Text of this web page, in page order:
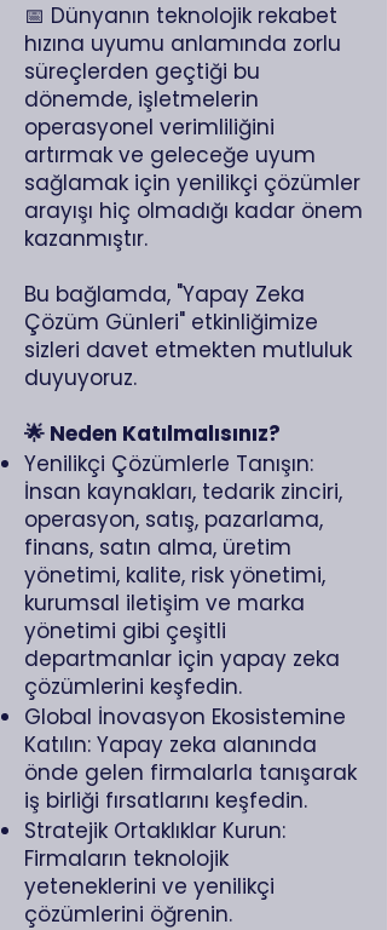
📅 Dünyanın teknolojik rekabet
hızına uyumu anlamında zorlu
süreçlerden geçtiği bu
dönemde, işletmelerin
operasyonel verimliliğini
artırmak ve geleceğe uyum
sağlamak için yenilikçi çözümler
arayışı hiç olmadığı kadar önem
kazanmıştır.
Bu bağlamda, "Yapay Zeka
Çözüm Günleri" etkinliğimize
sizleri davet etmekten mutluluk
duyuyoruz.
🌟 Neden Katılmalısınız?
Yenilikçi Çözümlerle Tanışın:
İnsan kaynakları, tedarik zinciri,
operasyon, satış, pazarlama,
finans, satın alma, üretim
yönetimi, kalite, risk yönetimi,
kurumsal iletişim ve marka
yönetimi gibi çeşitli
departmanlar için yapay zeka
çözümlerini keşfedin.
Global İnovasyon Ekosistemine
Katılın: Yapay zeka alanında
önde gelen firmalarla tanışarak
iş birliği fırsatlarını keşfedin.
Stratejik Ortaklıklar Kurun:
Firmaların teknolojik
yeteneklerini ve yenilikçi
çözümlerini öğrenin.